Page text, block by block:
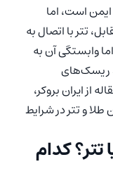
است، اما
تتر با اتصال به
وابستگی آن به
ریسک‌های
از ایران بروکر،
طلا و تتر در شرایط
تتر؟ کدام